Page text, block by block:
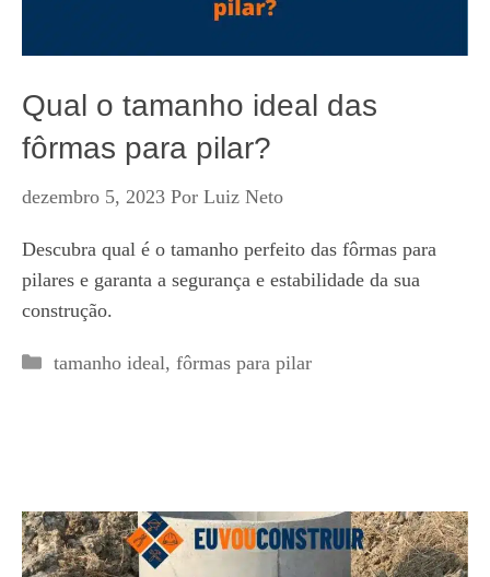
Qual o tamanho ideal das
fôrmas para pilar?
dezembro 5, 2023 Por Luiz Neto
Descubra qual é o tamanho perfeito das fôrmas para
pilares e garanta a segurança e estabilidade da sua
construção.
Categorias
tamanho ideal, fôrmas para pilar